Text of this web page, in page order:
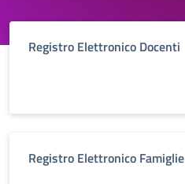
Registro Elettronico Docenti
Registro Elettronico Famiglie